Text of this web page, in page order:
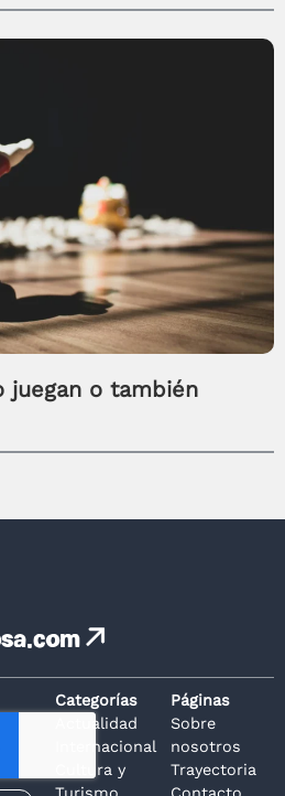
juegan o también
Categorías
Actualidad
Internacional
Cultura y
Turismo
Páginas
Sobre
nosotros
Trayectoria
Contacto